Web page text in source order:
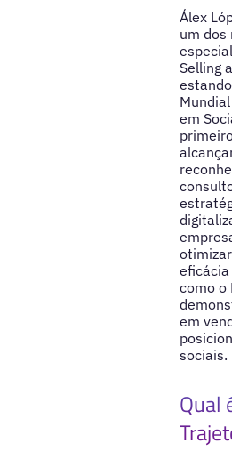
Álex
um dos
Selling
em
como o
em
sociais.
Qual